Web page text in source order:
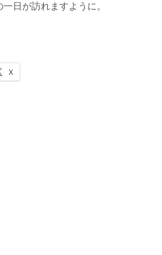
日が訪れますように。
X